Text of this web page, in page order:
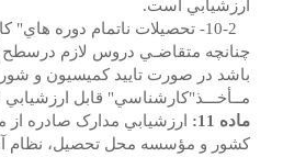
ارزشيابي است.
10-2- تحصيلات ناتمام دوره
چنانچه متقاضـي دروس لازم درسطح
باشد در صورت تاييد کميسيون و شورا
مــأخـــذ"کارشناسي" قابل
ماده 11:
ارزشيابي مدارک صادره
کشور و مؤسسه محل تحصيل، نظام